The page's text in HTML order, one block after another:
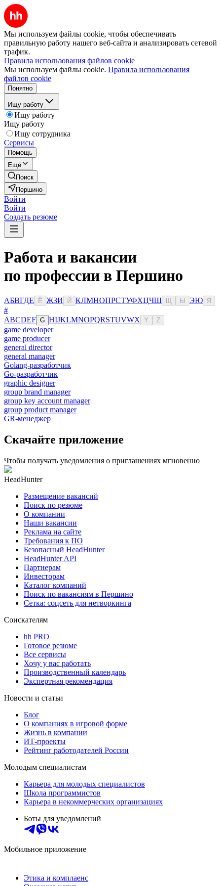
Мы используем файлы cookie, чтобы обеспечивать
правильную работу нашего веб-сайта и анализировать сетевой
трафик.
Правила использования файлов cookie
Мы используем файлы cookie. Правила использования
файлов cookie
Понятно
Ищу работу
Ищу работу
Ищу работу
Ищу сотрудника
Сервисы
Помощь
Ещё
Поиск
Першино
Войти
Войти
Создать резюме
Работа и вакансии
по профессии в Першино
АБВГДЕ Ё ЖЗИ Й КЛМНОПРСТУФХЦЧШ Ы ЭЮ Я
#
ABCDEF G HIJKLMNOPQRSTUVWX Y Z
game developer
game producer
general director
general manager
Golang-разработчик
Go-разработчик
graphic designer
group brand manager
group key account manager
group product manager
GR-менеджер
Скачайте приложение
Чтобы получать уведомления о приглашениях мгновенно
HeadHunter
Размещение вакансий
Поиск по резюме
О компании
Наши вакансии
Реклама на сайте
Требования к ПО
Безопасный HeadHunter
HeadHunter API
Партнерам
Инвесторам
Каталог компаний
Поиск по вакансиям в Першино
Сетка: соцсеть для нетворкинга
Соискателям
hh PRO
Готовое резюме
Все сервисы
Хочу у вас работать
Производственный календарь
Экспертная рекомендация
Новости и статьи
Блог
О компаниях в игровой форме
Жизнь в компании
ИТ-проекты
Рейтинг работодателей России
Молодым специалистам
Карьера для молодых специалистов
Школа программистов
Карьера в некоммерческих организациях
Боты для уведомлений
Мобильное приложение
Этика и комплаенс